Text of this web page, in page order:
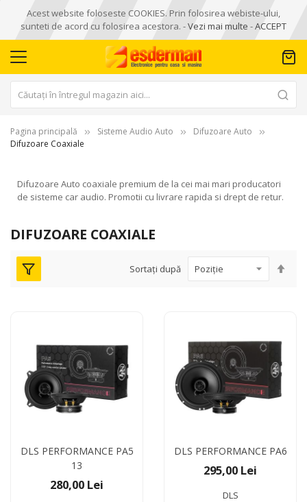
Acest website foloseste COOKIES. Prin folosirea webiste-ului,
sunteti de acord cu folosirea acestora. -Vezi mai multe -ACCEPT
Pagina principală Sisteme Audio Auto
Difuzoare Auto
Difuzoare Coaxiale
Difuzoare Auto coaxiale premium de la cei mai mari producatori
de sisteme car audio. Promotii cu livrare rapida si drept de retur.
DIFUZOARE COAXIALE
Sortați după
DLS PERFORMANCE PA5
13
280,00 Lei
DLS PERFORMANCE PA6
295,00 Lei
DLS